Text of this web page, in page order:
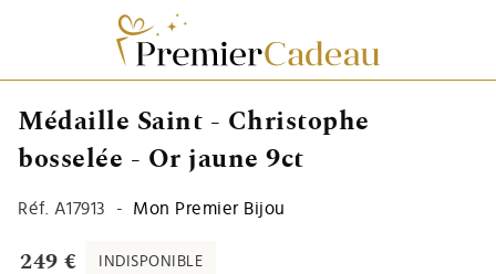
Médaille Saint - Christophe
bosselée - Or jaune 9ct
Réf. A17913 - Mon Premier Bijou
249 € INDISPONIBLE